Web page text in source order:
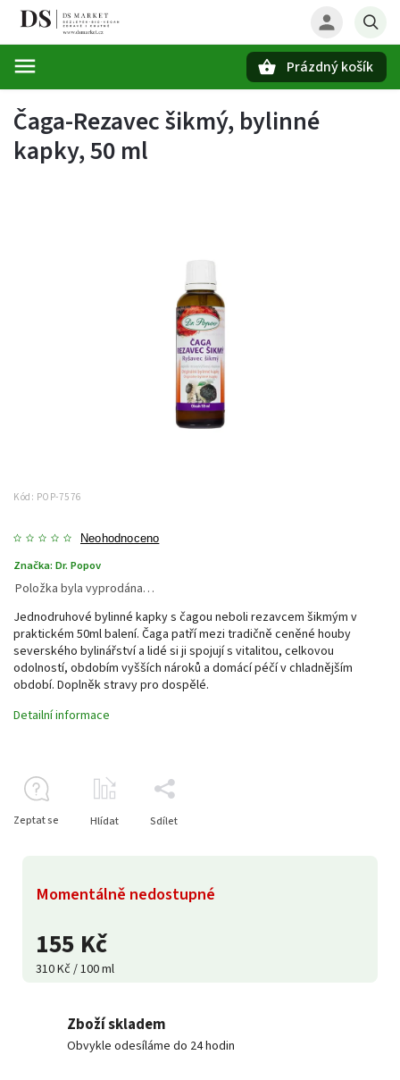
Prázdný košík
Čaga-Rezavec šikmý, bylinné
kapky, 50 ml
Kód: POP-7576
Neohodnoceno
Značka: Dr. Popov
155 Kč
310 Kč / 100 ml
Momentálně nedostupné
Položka byla vyprodána…
Jednodruhové bylinné kapky s čagou neboli rezavcem šikmým v
praktickém 50ml balení. Čaga patří mezi tradičně ceněné houby
severského bylinářství a lidé si ji spojují s vitalitou, celkovou
odolností, obdobím vyšších nároků a domácí péčí v chladnějším
období. Doplněk stravy pro dospělé.
Detailní informace
Zeptat se Hlídat Sdílet
Zboží skladem
Obvykle odesíláme do 24 hodin